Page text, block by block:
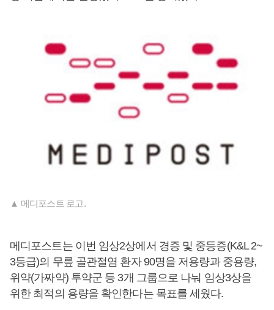
▲ 메디포스트 로고.
메디포스트는 이번 임상2상에서 경증 및 중등증(K&L 2~
3등급)의 무릎 골관절염 환자 90명을 저용량과 중용량,
위약(가짜약) 투약군 등 3개 그룹으로 나눠 임상3상을
위한 최적의 용량을 확인한다는 목표를 세웠다.